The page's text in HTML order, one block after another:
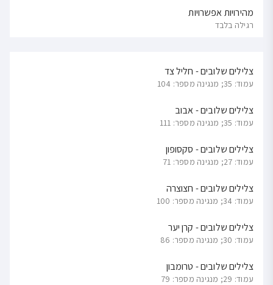
מהירויות אפשרויות
רגילה בלבד
צלילים שלובים - חליל צד
עמוד: 35; מנגינה מספר: 104
צלילים שלובים - אבוב
עמוד: 35; מנגינה מספר: 111
צלילים שלובים - סקסופון
עמוד: 27; מנגינה מספר: 71
צלילים שלובים - חצוצרה
עמוד: 34; מנגינה מספר: 100
צלילים שלובים - קרן יער
עמוד: 30; מנגינה מספר: 86
צלילים שלובים - טרומבון
עמוד: 29; מנגינה מספר: 79